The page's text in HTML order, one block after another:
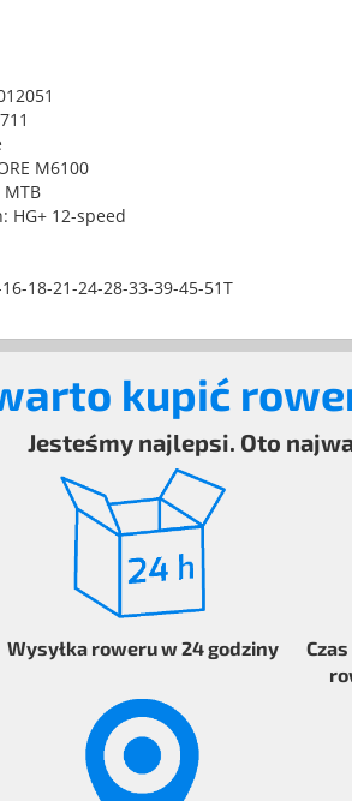
M6100
HG+ 12-speed
18-21-24-28-33-39-45-51T
kupić
Jesteśmy najlepsi. Oto
Wysyłkaroweruw 24 godziny